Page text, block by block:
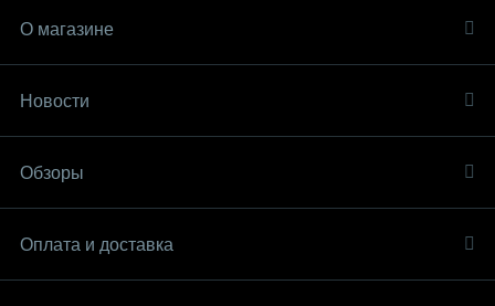
О магазине
Новости
Обзоры
Оплата и доставка